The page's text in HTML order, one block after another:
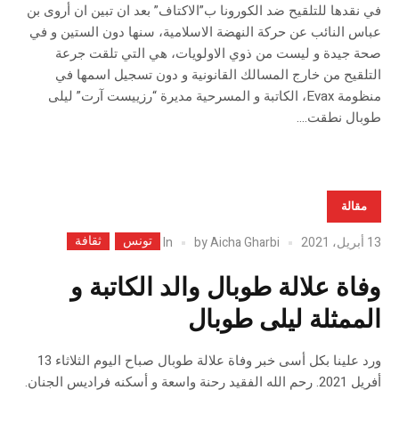
في نقدها للتلقيح ضد الكورونا ب”الاكتاف” بعد ان تبين ان أروى بن
عباس النائب عن حركة النهضة الاسلامية، سنها دون الستين و في
صحة جيدة و ليست من ذوي الاولويات، هي التي تلقت جرعة
التلقيح من خارج المسالك القانونية و دون تسجيل اسمها في
منظومة Evax، الكاتبة و المسرحية مديرة “رزييست آرت” ليلى
طوبال نطقت....
مقالة
13 أبريل، 2021 byAicha Gharbi
In تونس ثقافة
وفاة علالة طوبال والد الكاتبة و
الممثلة ليلى طوبال
ورد علينا بكل أسى خبر وفاة علالة طوبال صباح اليوم الثلاثاء 13
أفريل 2021. رحم الله الفقيد رحنة واسعة و أسكنه فراديس الجنان.